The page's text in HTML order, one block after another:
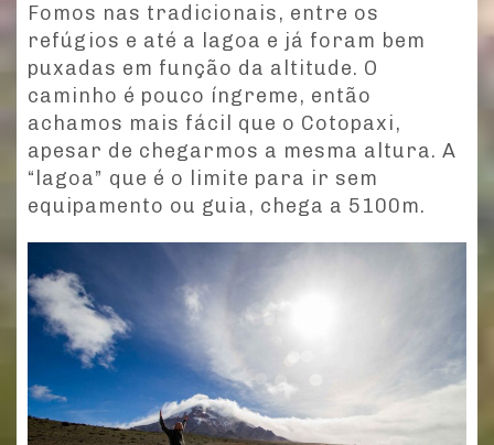
Fomos nas tradicionais, entre os
refúgios e até a lagoa e já foram bem
puxadas em função da altitude. O
caminho é pouco íngreme, então
achamos mais fácil que o Cotopaxi,
apesar de chegarmos a mesma altura. A
“lagoa” que é o limite para ir sem
equipamento ou guia, chega a 5100m.